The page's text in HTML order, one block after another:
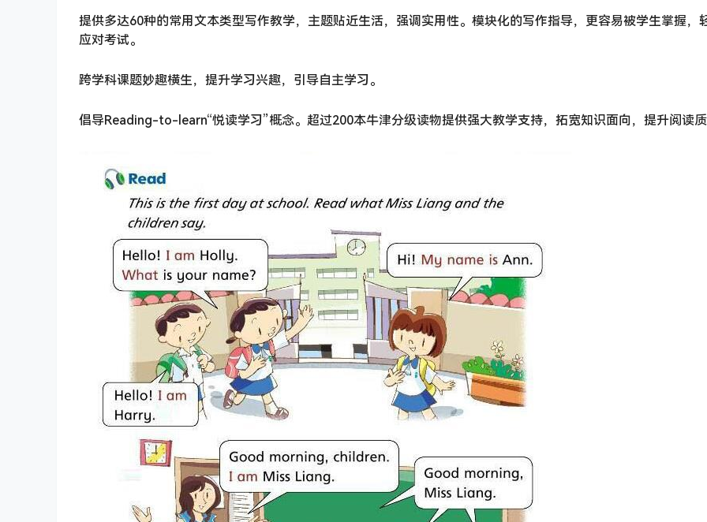
提供多达60种的常用文本类型写作教学，主题贴近生活，强调实用性。模块化的写作指导，更容易被学生掌握，
应对考试。
跨学科课题妙趣横生，提升学习兴趣，引导自主学习。
倡导Reading-to-learn“悦读学习”概念。超过200本牛津分级读物提供强大教学支持，拓宽知识面向，提升阅读质